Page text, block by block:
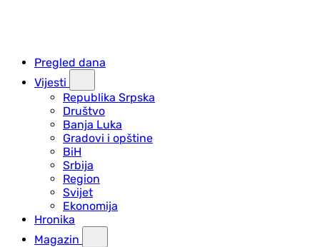
Pregled dana
Vijesti
Republika Srpska
Društvo
Banja Luka
Gradovi i opštine
BiH
Srbija
Region
Svijet
Ekonomija
Hronika
Magazin